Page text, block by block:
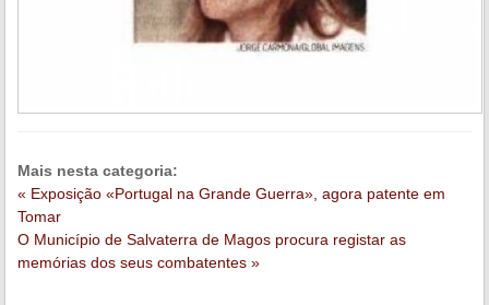
Mais nesta categoria:
« Exposição «Portugal na Grande Guerra», agora patente em
Tomar
O Município de Salvaterra de Magos procura registar as
memórias dos seus combatentes »